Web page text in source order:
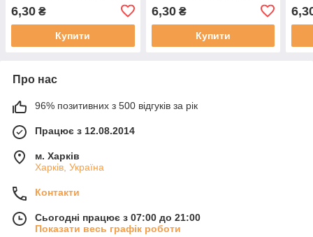
6,30 ₴
Купити
6,30₴
Купити
Про нас
96% позитивних з 500 відгуків за рік
Працює з 12.08.2014
м. Харків
Харків, Україна
Контакти
Сьогодні працює з 07:00 до 21:00
Показати весь графік роботи